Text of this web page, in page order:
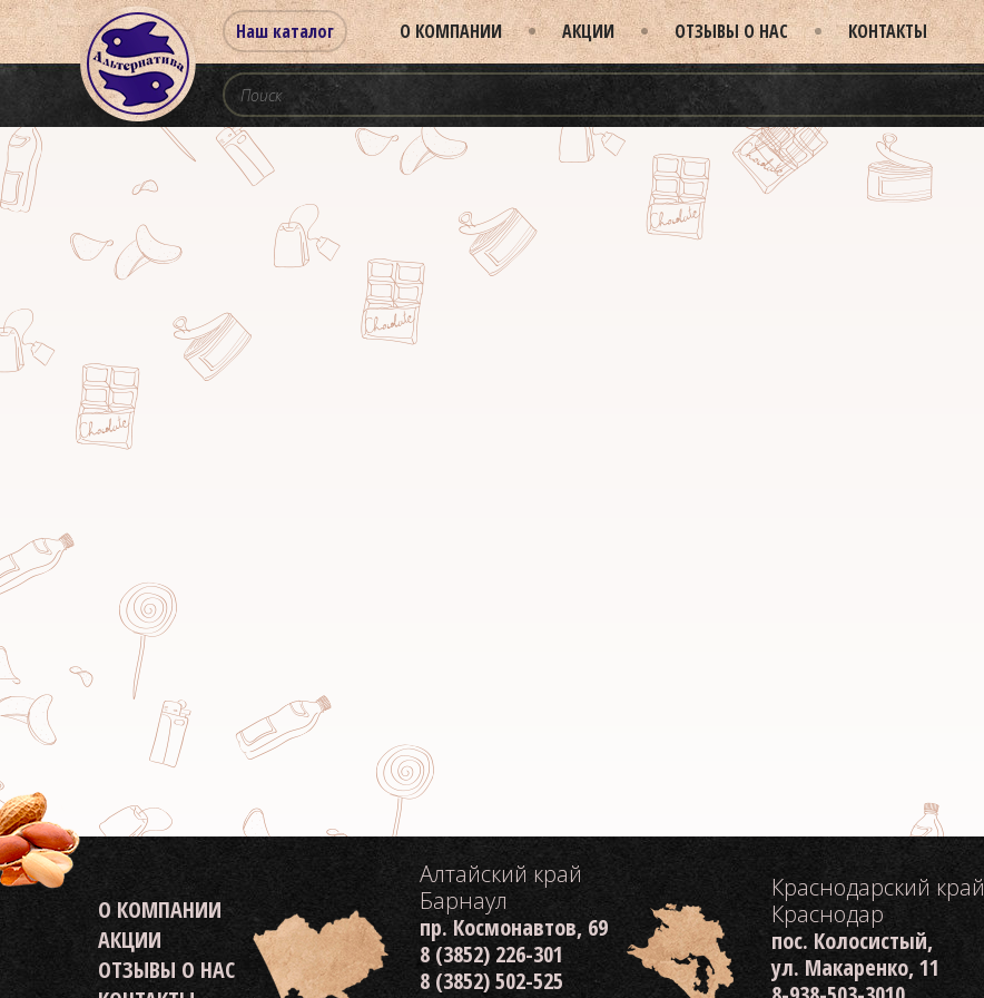
Наш каталог О КОМПАНИИ АКЦИИ ОТЗЫВЫ О НАС КОНТАКТЫ
О КОМПАНИИ
АКЦИИ
ОТЗЫВЫ О НАС
Алтайский край
Барнаул
пр. Космонавтов, 69
8 (3852) 226-301
8 (3852) 502-525
Краснодарский край
Краснодар
пос. Колосистый,
ул. Макаренко, 11